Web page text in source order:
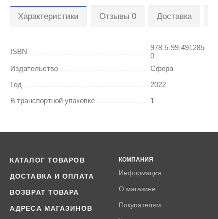
Характеристики Отзывы 0 Доставка
ISBN
978-5-99-491285-
0
Издательство
Сфера
Год
2022
В транспортной упаковке
1
КАТАЛОГ ТОВАРОВ
ДОСТАВКА И ОПЛАТА
ВОЗВРАТ ТОВАРА
АДРЕСА МАГАЗИНОВ
КОМПАНИЯ
Информация
О магазине
Покупателям